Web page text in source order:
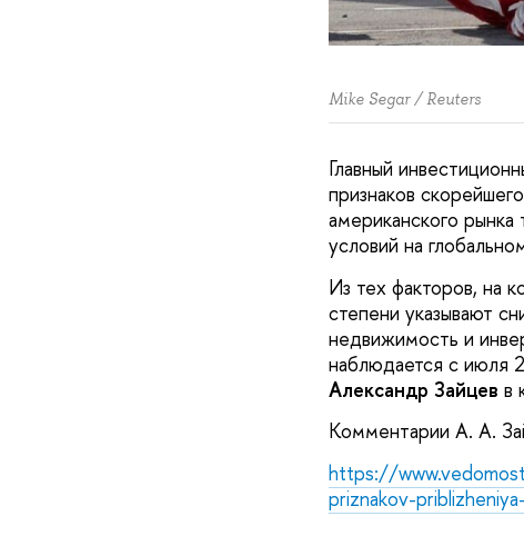
Mike Segar / Reuters
Главный
признаков
американского
условий на
Из тех факторов, на
степени указывают
недвижимость и
наблюдается с июля
Александр Зайцев в
Комментарии А. А.
https://
priznakov-